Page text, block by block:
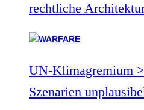
rechtliche
UN-Klimagremium
Szenarien